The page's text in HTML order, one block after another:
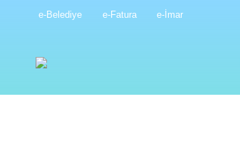
e-Belediye e-Fatura e-İmar